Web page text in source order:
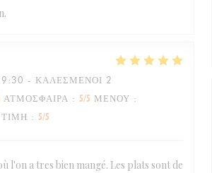
- ΚΑΛΕΣΜΈΝΟΙ 2
ΑΤΜΌΣΦΑΙΡΑ : 5/5 ΜΕΝΟΎ :
: 5/5
l'on a tres bien mangé. Les plats sont de